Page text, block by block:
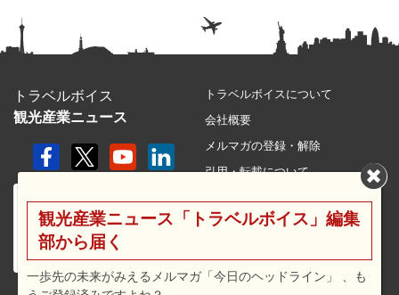
トラベルボイス
観光産業ニュース
トラベルボイスについて
会社概要
メルマガの登録・解除
引用・転載について
利用規約
広告メニュー・料金
観光産業ニュース「トラベルボイス」編集
部から届く
一歩先の未来がみえるメルマガ「今日のヘッドライン」 、も